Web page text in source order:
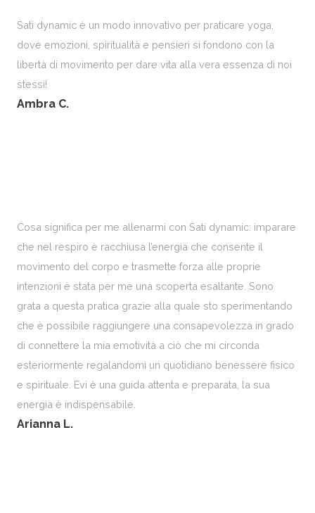
Sati dynamic è un modo innovativo per praticare yoga,
dove emozioni, spiritualità e pensieri si fondono con la
libertà di movimento per dare vita alla vera essenza di noi
stessi!
Ambra C.
Cosa significa per me allenarmi con Sati dynamic: imparare
che nel respiro è racchiusa l’energia che consente il
movimento del corpo e trasmette forza alle proprie
intenzioni è stata per me una scoperta esaltante. Sono
grata a questa pratica grazie alla quale sto sperimentando
che è possibile raggiungere una consapevolezza in grado
di connettere la mia emotività a ciò che mi circonda
esteriormente regalandomi un quotidiano benessere fisico
e spirituale. Evi è una guida attenta e preparata, la sua
energia è indispensabile.
Arianna L.